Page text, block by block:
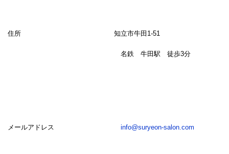
住所 知立市牛田1-51
名鉄 牛田駅 徒歩3分
メールアドレス info@suryeon-salon.com